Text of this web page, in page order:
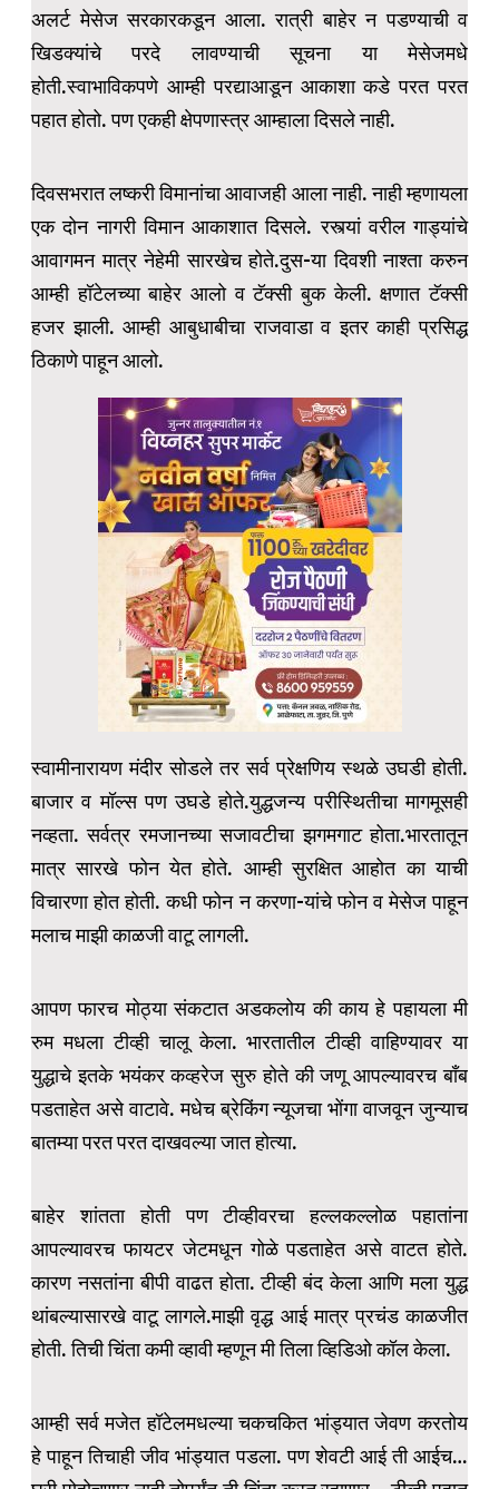
अलर्ट मेसेज सरकारकडून आला. रात्री बाहेर न पडण्याची व
खिडक्यांचे परदे लावण्याची सूचना या मेसेजमधे
होती.स्वाभाविकपणे आम्ही परद्याआडून आकाशा कडे परत परत
पहात होतो. पण एकही क्षेपणास्त्र आम्हाला दिसले नाही.
दिवसभरात लष्करी विमानांचा आवाजही आला नाही. नाही म्हणायला
एक दोन नागरी विमान आकाशात दिसले. रस्त्यां वरील गाड्यांचे
आवागमन मात्र नेहेमी सारखेच होते.दुस-या दिवशी नाश्ता करुन
आम्ही हॉटेलच्या बाहेर आलो व टॅक्सी बुक केली. क्षणात टॅक्सी
हजर झाली. आम्ही आबुधाबीचा राजवाडा व इतर काही प्रसिद्ध
ठिकाणे पाहून आलो.
स्वामीनारायण मंदीर सोडले तर सर्व प्रेक्षणिय स्थळे उघडी होती.
बाजार व मॉल्स पण उघडे होते.युद्धजन्य परीस्थितीचा मागमूसही
नव्हता. सर्वत्र रमजानच्या सजावटीचा झगमगाट होता.भारतातून
मात्र सारखे फोन येत होते. आम्ही सुरक्षित आहोत का याची
विचारणा होत होती. कधी फोन न करणा-यांचे फोन व मेसेज पाहून
मलाच माझी काळजी वाटू लागली.
आपण फारच मोठ्या संकटात अडकलोय की काय हे पहायला मी
रुम मधला टीव्ही चालू केला. भारतातील टीव्ही वाहिण्यावर या
युद्धाचे इतके भयंकर कव्हरेज सुरु होते की जणू आपल्यावरच बॉंब
पडताहेत असे वाटावे. मधेच ब्रेकिंग न्यूजचा भोंगा वाजवून जुन्याच
बातम्या परत परत दाखवल्या जात होत्या.
बाहेर शांतता होती पण टीव्हीवरचा हल्लकल्लोळ पहातांना
आपल्यावरच फायटर जेटमधून गोळे पडताहेत असे वाटत होते.
कारण नसतांना बीपी वाढत होता. टीव्ही बंद केला आणि मला युद्ध
थांबल्यासारखे वाटू लागले.माझी वृद्ध आई मात्र प्रचंड काळजीत
होती. तिची चिंता कमी व्हावी म्हणून मी तिला व्हिडिओ कॉल केला.
आम्ही सर्व मजेत हॉटेलमधल्या चकचकित भांड्यात जेवण करतोय
हे पाहून तिचाही जीव भांड्यात पडला. पण शेवटी आई ती आईच…